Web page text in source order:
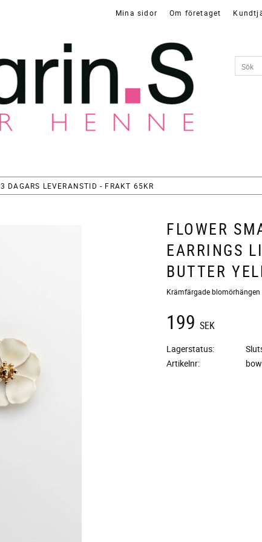
Mina sidor Om företaget
3 DAGARS LEVERANSTID - FRAKT 65KR
FLOWER
EARRINGS
BUTTER
Krämfärgade
199 SEK
Lagerstatus
Artikelnr